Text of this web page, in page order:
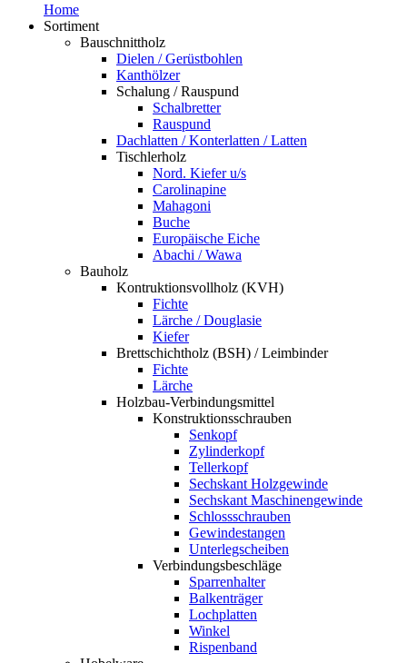
Home
Sortiment
Bauschnittholz
Dielen / Gerüstbohlen
Kanthölzer
Schalung / Rauspund
Schalbretter
Rauspund
Dachlatten / Konterlatten / Latten
Tischlerholz
Nord. Kiefer u/s
Carolinapine
Mahagoni
Buche
Europäische Eiche
Abachi / Wawa
Bauholz
Kontruktionsvollholz (KVH)
Fichte
Lärche / Douglasie
Kiefer
Brettschichtholz (BSH) / Leimbinder
Fichte
Lärche
Holzbau-Verbindungsmittel
Konstruktionsschrauben
Senkopf
Zylinderkopf
Tellerkopf
Sechskant Holzgewinde
Sechskant Maschinengewinde
Schlossschrauben
Gewindestangen
Unterlegscheiben
Verbindungsbeschläge
Sparrenhalter
Balkenträger
Lochplatten
Winkel
Rispenband